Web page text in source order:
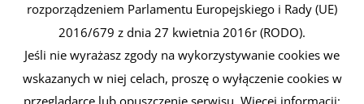
rozporządzeniem Parlamentu Europejskiego i Rady (UE)
2016/679 z dnia 27 kwietnia 2016r (RODO).
Jeśli nie wyrażasz zgody na wykorzystywanie cookies we
wskazanych w niej celach, proszę o wyłączenie cookies w
przeglądarce lub opuszczenie serwisu. Więcej informacji: